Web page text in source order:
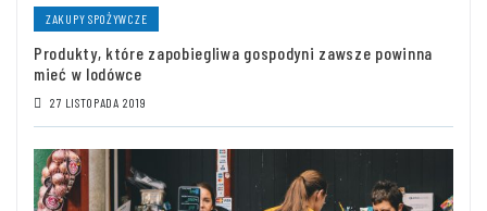
ZAKUPY SPOŻYWCZE
Produkty, które zapobiegliwa gospodyni zawsze powinna
mieć w lodówce
27 LISTOPADA 2019